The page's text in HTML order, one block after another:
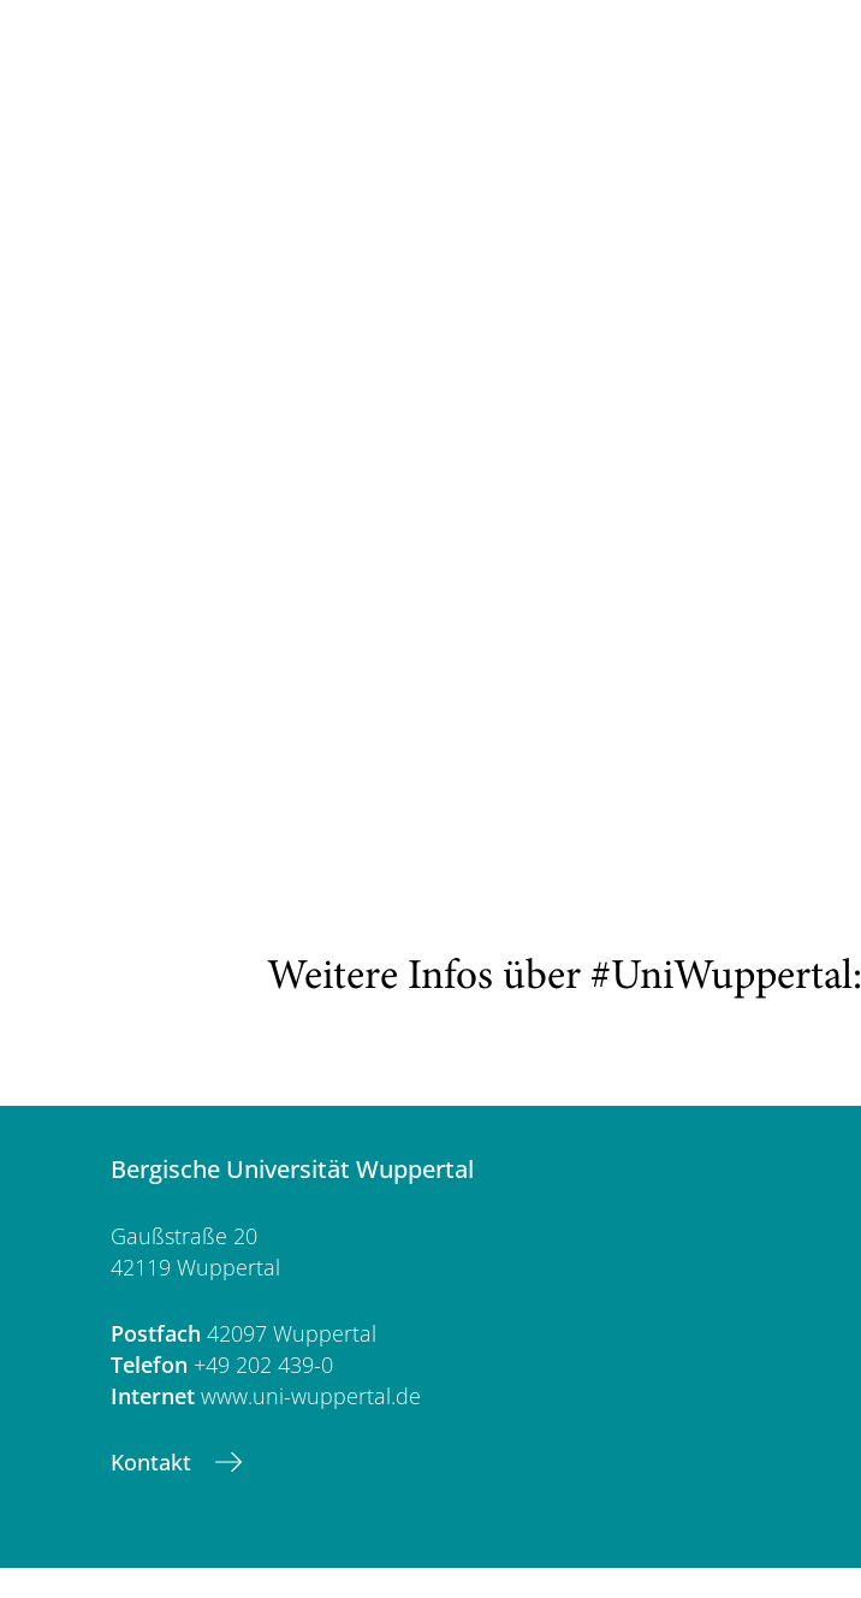
Weitere Infos über #UniWuppertal:
Bergische Universität Wuppertal
Gaußstraße 20
42119 Wuppertal
Postfach 42097 Wuppertal
Telefon +49 202 439-0
Internet www.uni-wuppertal.de
Kontakt